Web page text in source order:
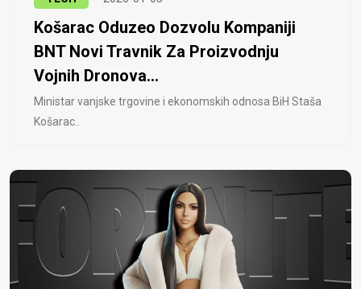
Košarac Oduzeo Dozvolu Kompaniji
BNT Novi Travnik Za Proizvodnju
Vojnih Dronova...
Ministar vanjske trgovine i ekonomskih odnosa BiH Staša
Košarac..